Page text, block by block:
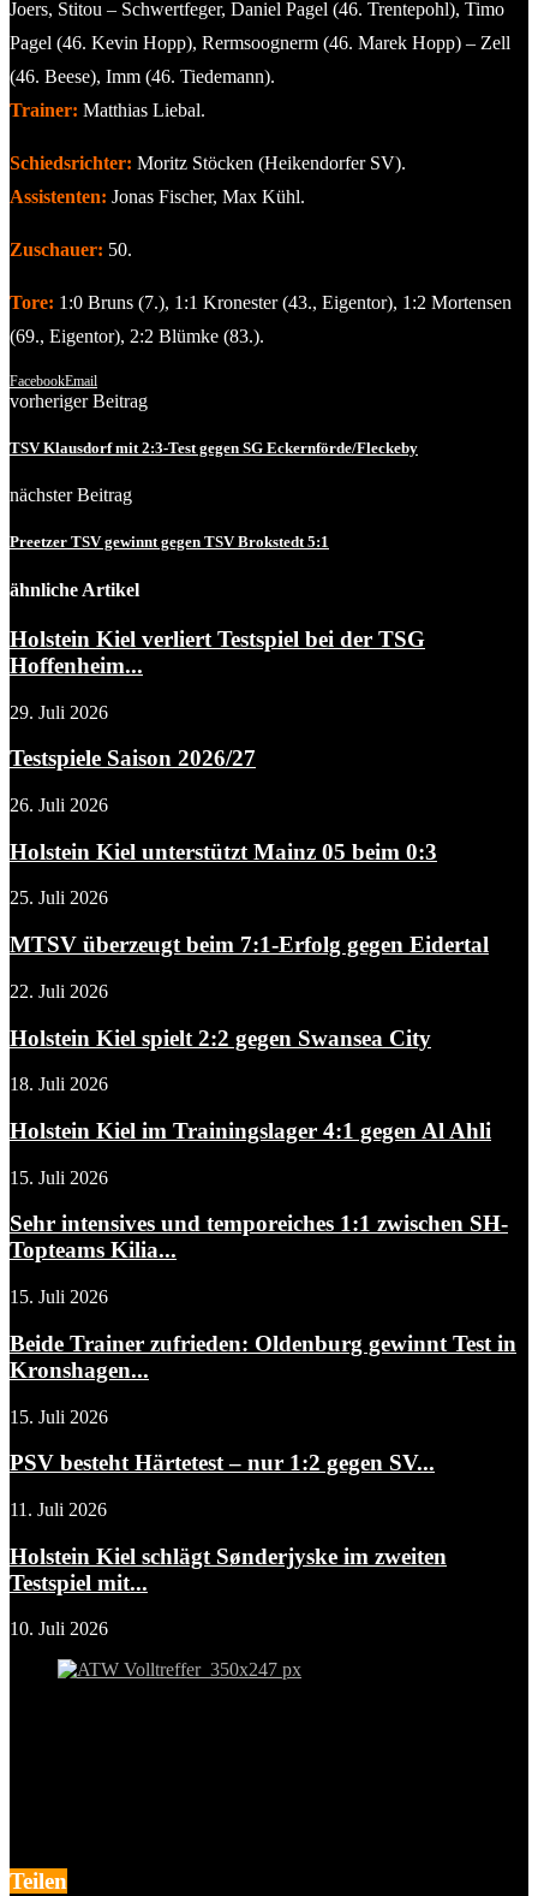
Joers, Stitou – Schwertfeger, Daniel Pagel (46. Trentepohl), Timo
Pagel (46. Kevin Hopp), Rermsoognerm (46. Marek Hopp) – Zell
(46. Beese), Imm (46. Tiedemann).
Trainer: Matthias Liebal.
Schiedsrichter: Moritz Stöcken (Heikendorfer SV).
Assistenten: Jonas Fischer, Max Kühl.
Zuschauer: 50.
Tore: 1:0 Bruns (7.), 1:1 Kronester (43., Eigentor), 1:2 Mortensen
(69., Eigentor), 2:2 Blümke (83.).
FacebookEmail
vorheriger Beitrag
TSV Klausdorf mit 2:3-Test gegen SG Eckernförde/Fleckeby
nächster Beitrag
Preetzer TSV gewinnt gegen TSV Brokstedt 5:1
ähnliche Artikel
Holstein Kiel verliert Testspiel bei der TSG
Hoffenheim...
29. Juli 2026
Testspiele Saison 2026/27
26. Juli 2026
Holstein Kiel unterstützt Mainz 05 beim 0:3
25. Juli 2026
MTSV überzeugt beim 7:1-Erfolg gegen Eidertal
22. Juli 2026
Holstein Kiel spielt 2:2 gegen Swansea City
18. Juli 2026
Holstein Kiel im Trainingslager 4:1 gegen Al Ahli
15. Juli 2026
Sehr intensives und temporeiches 1:1 zwischen SH-
Topteams Kilia...
15. Juli 2026
Beide Trainer zufrieden: Oldenburg gewinnt Test in
Kronshagen...
15. Juli 2026
PSV besteht Härtetest – nur 1:2 gegen SV...
11. Juli 2026
Holstein Kiel schlägt Sønderjyske im zweiten
Testspiel mit...
10. Juli 2026
Teilen